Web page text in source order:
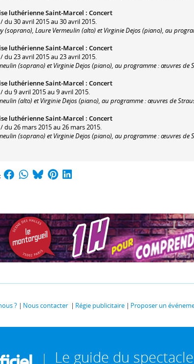
luthérienne Saint-Marcel : Concert
du 30 avril 2015 au 30 avril 2015.
(soprano), Laure Vermeulin (alto) et Virginie Dejos (piano), au
luthérienne Saint-Marcel : Concert
du 23 avril 2015 au 23 avril 2015.
(soprano) et Virginie Dejos (piano), au programme : œuvres de
luthérienne Saint-Marcel : Concert
du 9 avril 2015 au 9 avril 2015.
(alto) et Virginie Dejos (piano), au programme : œuvres de
luthérienne Saint-Marcel : Concert
du 26 mars 2015 au 26 mars 2015.
(soprano) et Virginie Dejos (piano), au programme : œuvres de
? Nous contacter Régie publicitaire Proposer un
Le guide du spectacle